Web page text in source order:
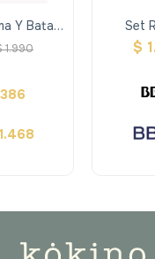
Y Bata -
1.990
1.468
Set
$